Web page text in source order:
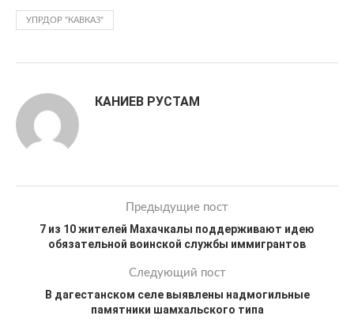
УПРДОР "КАВКАЗ"
КАНИЕВ РУСТАМ
Предыдущие пост
7 из 10 жителей Махачкалы поддерживают идею
обязательной воинской службы иммигрантов
Следующий пост
В дагестанском селе выявлены надмогильные
памятники шамхальского типа